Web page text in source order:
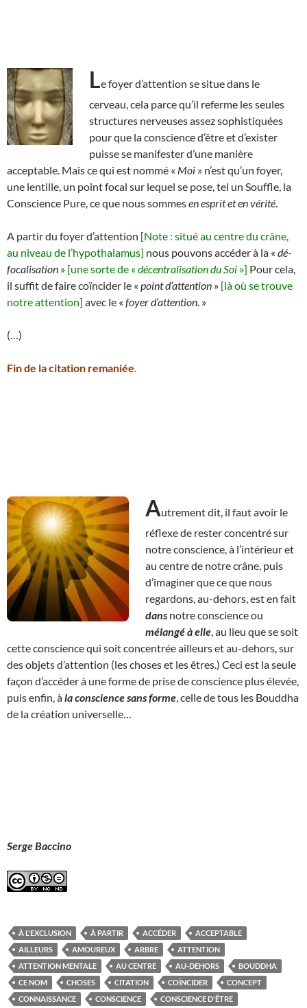
Le foyer d’attention se situe dans le
cerveau, cela parce qu’il referme les seules
structures nerveuses assez sophistiquées
pour que la conscience d’être et d’exister
puisse se manifester d’une manière
acceptable. Mais ce qui est nommé « Moi » n’est qu’un foyer,
une lentille, un point focal sur lequel se pose, tel un Souffle, la
Conscience Pure, ce que nous sommesen esprit et en vérité
A partir du foyer d’attention [Note : situé au centre du crâne,
au niveau de l’hypothalamus] nous pouvons accéder à la « dé-
focalisation » [une sorte de « décentralisation du Soi »] Pour cela,
il suffit de faire coïncider le « point d’attention » [là où se trouve
notre attention] avec le « foyer d’attention . »
(…)
Fin de la citation remaniée
Autrement dit, il faut avoir le
réflexe de rester concentré sur
notre conscience, à l’intérieur et
au centre de notre crâne, puis
d’imaginer que ce que nous
regardons, au-dehors, est en fait
dans notre conscience ou
mélangé à elle , au lieu que se soit
cette conscience qui soit concentrée ailleurs et au-dehors, sur
des objets d’attention (les choses et les êtres.) Ceci est la seule
façon d’accéder à une forme de prise de conscience plus élevée,
puis enfin, àla conscience sans forme , celle de tous les Bouddha
de la création universelle…
Serge Baccino
À L'EXCLUSION À PARTIR ACCÉDER
ACCEPTABLE
AILLEURS
AMOUREUX ARBRE
ATTENTION
ATTENTION MENTALE
AU CENTRE AU-DEHORS
BOUDDHA
CE NOM
CHOSES CITATION COÏNCIDER
CONCEPT
CONNAISSANCE
CONSCIENCE CONSCIENCE D'ÊTRE